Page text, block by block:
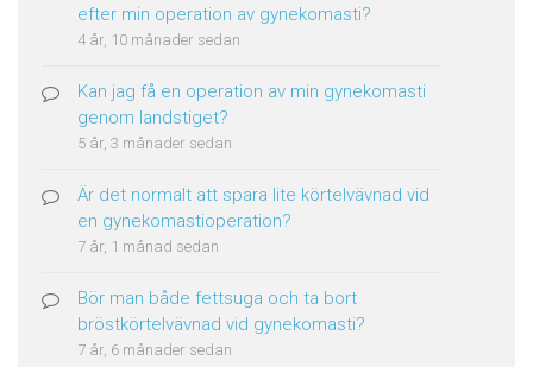
efter min operation av gynekomasti?
4 år, 10 månader sedan
Kan jag få en operation av min gynekomasti
genom landstiget?
5 år, 3 månader sedan
Är det normalt att spara lite körtelvävnad vid
en gynekomastioperation?
7 år, 1 månad sedan
Bör man både fettsuga och ta bort
bröstkörtelvävnad vid gynekomasti?
7 år, 6 månader sedan